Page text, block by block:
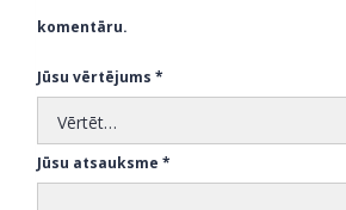
komentāru.
Jūsu vērtējums *
Jūsu atsauksme *